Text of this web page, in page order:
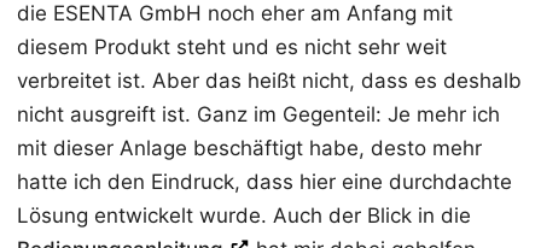
die ESENTA GmbH noch eher am Anfang mit
diesem Produkt steht und es nicht sehr weit
verbreitet ist. Aber das heißt nicht, dass es deshalb
nicht ausgreift ist. Ganz im Gegenteil: Je mehr ich
mit dieser Anlage beschäftigt habe, desto mehr
hatte ich den Eindruck, dass hier eine durchdachte
Lösung entwickelt wurde. Auch der Blick in die